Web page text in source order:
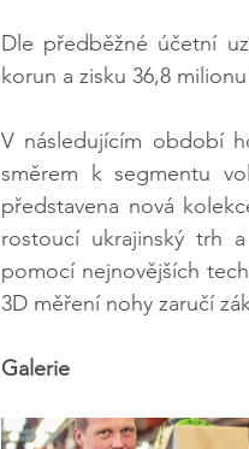
Dle předběžné účetní
korun a zisku 36,8
V následujícím období
směrem k segmentu
představena nová
rostoucí ukrajinský trh
pomocí nejnovějších
3D měření nohy zaručí
Galerie